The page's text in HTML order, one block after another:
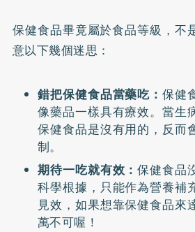
保健食品畢竟屬於食品等級，不
意以下幾個迷思：
錯把保健食品當藥吃：保健
像藥品一樣具有療效。當生
保健食品是沒有用的，反而
制。
期待一吃就有效：保健食品
科學根據，只能作為營養補
見效，如果想靠保健食品來
萬不可喔！